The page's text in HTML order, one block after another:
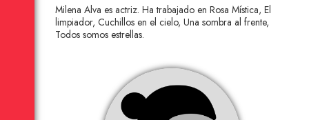
Milena Alva es actriz. Ha trabajado en Rosa Mística, El
limpiador, Cuchillos en el cielo, Una sombra al frente,
Todos somos estrellas.